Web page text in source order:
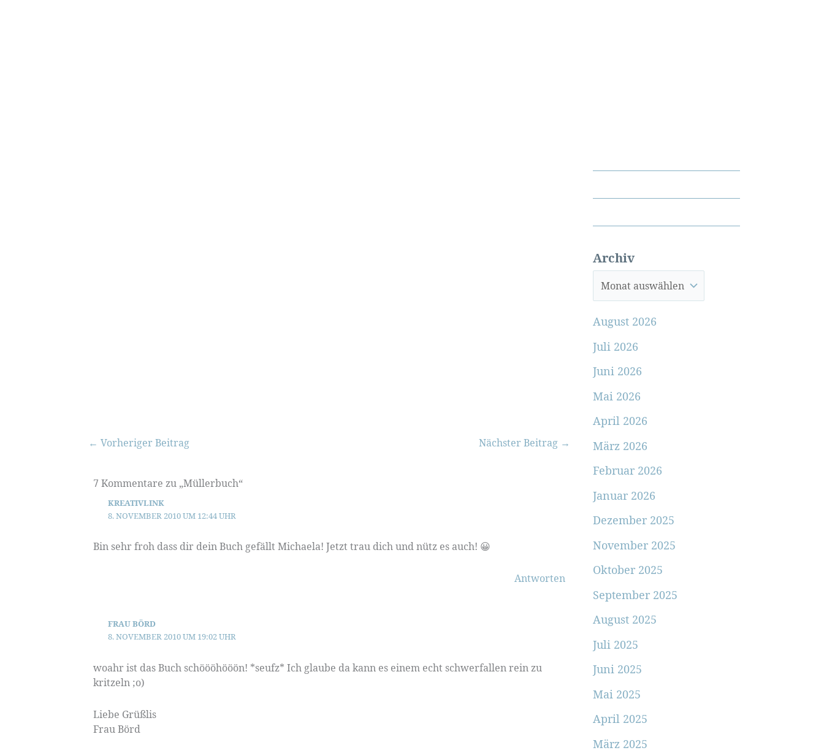
← Vorheriger Beitrag Nächster Beitrag →
7 Kommentare zu „Müllerbuch“
KREATIVLINK
8. NOVEMBER 2010 UM 12:44 UHR
Bin sehr froh dass dir dein Buch gefällt Michaela! Jetzt trau dich und nütz es auch! 😀
Antworten
FRAU BÖRD
8. NOVEMBER 2010 UM 19:02 UHR
woahr ist das Buch schöööhööön! *seufz* Ich glaube da kann es einem echt schwerfallen rein zu
kritzeln ;o)
Liebe Grüßlis
Frau Börd
Archiv
August 2026
Juli 2026
Juni 2026
Mai 2026
April 2026
März 2026
Februar 2026
Januar 2026
Dezember 2025
November 2025
Oktober 2025
September 2025
August 2025
Juli 2025
Juni 2025
Mai 2025
April 2025
März 2025